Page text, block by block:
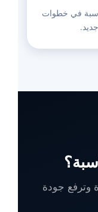
في خطوات
وترفع جودة